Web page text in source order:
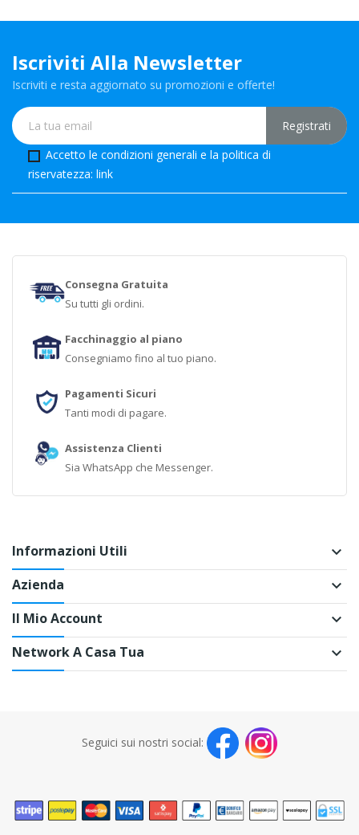
Iscriviti Alla Newsletter
Iscriviti e resta aggiornato su promozioni e offerte!
Accetto le condizioni generali e la politica di
riservatezza: link
Consegna Gratuita
Su tutti gli ordini.
Facchinaggio al piano
Consegniamo fino al tuo piano.
Pagamenti Sicuri
Tanti modi di pagare.
Assistenza Clienti
Sia WhatsApp che Messenger.
Informazioni Utili keyboard_arrow_down
Azienda keyboard_arrow_down
Il Mio Account keyboard_arrow_down
Network A Casa Tua keyboard_arrow_down
Seguici sui nostri social: